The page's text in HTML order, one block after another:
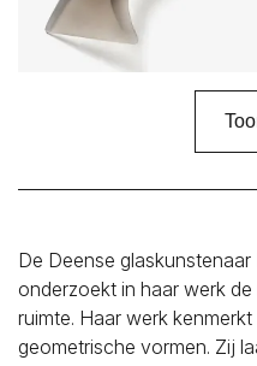
De Deense
onderzoekt in haar werk
ruimte. Haar werk
geometrische vormen. Zij